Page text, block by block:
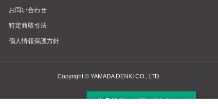
お問い合わせ
特定商取引法
個人情報保護方針
Copyright © YAMADA DENKI CO., LTD.
商品検索・お問い合わせ